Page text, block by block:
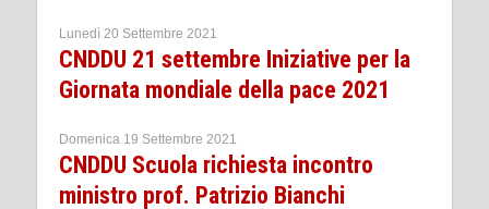
Lunedì 20 Settembre 2021
CNDDU 21 settembre Iniziative per la
Giornata mondiale della pace 2021
Domenica 19 Settembre 2021
CNDDU Scuola richiesta incontro
ministro prof. Patrizio Bianchi